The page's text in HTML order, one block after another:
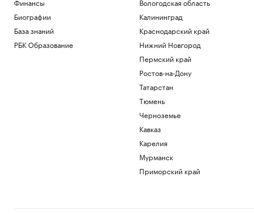
Биографии
База знаний
РБК Образование
Калининград
Краснодарский край
Нижний Новгород
Пермский край
Ростов-на-Дону
Татарстан
Тюмень
Черноземье
Кавказ
Карелия
Мурманск
Приморский край